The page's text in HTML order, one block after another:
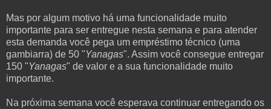
Mas por algum motivo há uma funcionalidade muito
importante para ser entregue nesta semana e para atender
esta demanda você pega um empréstimo técnico (uma
gambiarra) de 50 "Yanagas". Assim você consegue entregar
150 "Yanagas" de valor e a sua funcionalidade muito
importante.
Na próxima semana você esperava continuar entregando os